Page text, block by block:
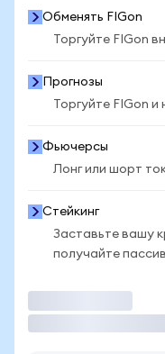
Обменять FIGon
Торгуйте FIGon
Прогнозы
Торгуйте FIGon
Фьючерсы
Лонг или шорт
Стейкинг
Заставьте вашу
получайте